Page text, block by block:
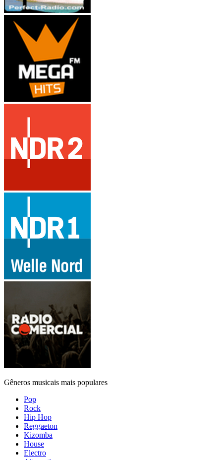
Gêneros musicais mais populares
Pop
Rock
Hip Hop
Reggaeton
Kizomba
House
Electro